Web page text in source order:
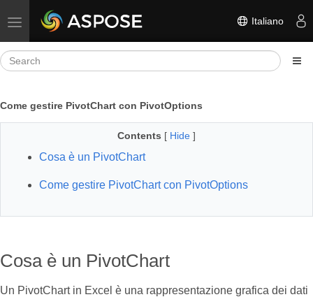
Toggle navigation Italiano
Come gestire PivotChart con PivotOptions
Contents [ Hide ]
Cosa è un PivotChart
Come gestire PivotChart con PivotOptions
Cosa è un PivotChart
Un PivotChart in Excel è una rappresentazione grafica dei dati